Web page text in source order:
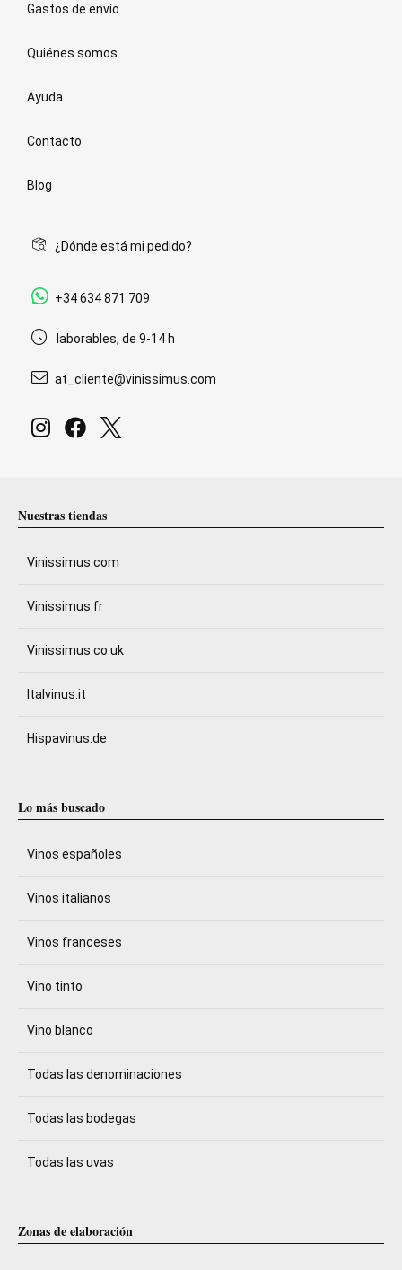
Gastos de envío
Quiénes somos
Ayuda
Contacto
Blog
¿Dónde está mi pedido?
+34 634 871 709
laborables, de 9-14 h
at_cliente@vinissimus.com
Nuestras tiendas
Vinissimus.com
Vinissimus.fr
Vinissimus.co.uk
Italvinus.it
Hispavinus.de
Lo más buscado
Vinos españoles
Vinos italianos
Vinos franceses
Vino tinto
Vino blanco
Todas las denominaciones
Todas las bodegas
Todas las uvas
Zonas de elaboración